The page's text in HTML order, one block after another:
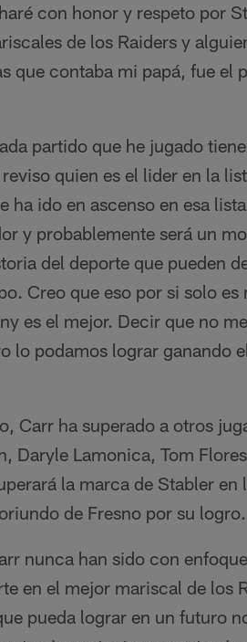
con honor y respeto por
de los Raiders y
que contaba mi papá, fue el
partido que he jugado
quien es el lider en la
ha ido en ascenso en esa
y probablemente será un
del deporte que pueden
Creo que eso por si solo
es el mejor. Decir que no
lo podamos lograr ganando
Carr ha superado a otros
Daryle Lamonica, Tom
la marca de Stabler
de Fresno por su logro.
nunca han sido con
en el mejor mariscal de los
pueda lograr en un futuro